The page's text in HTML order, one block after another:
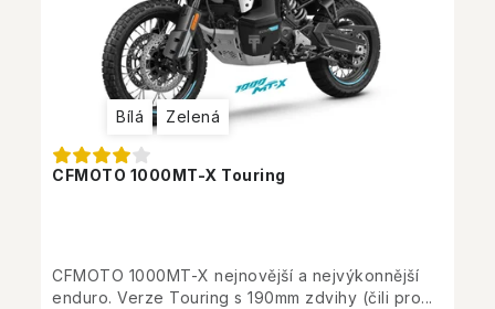
CFMOTO 1000MT-X Touring
Bílá Zelená
CFMOTO 1000MT-X nejnovější a nejvýkonnější
enduro. Verze Touring s 190mm zdvihy (čili pro...